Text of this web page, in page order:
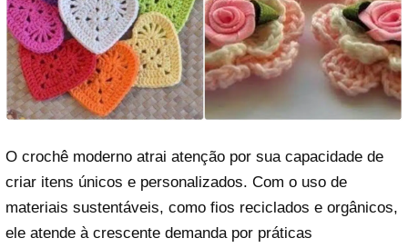
O crochê moderno atrai atenção por sua capacidade de
criar itens únicos e personalizados. Com o uso de
materiais sustentáveis, como fios reciclados e orgânicos,
ele atende à crescente demanda por práticas